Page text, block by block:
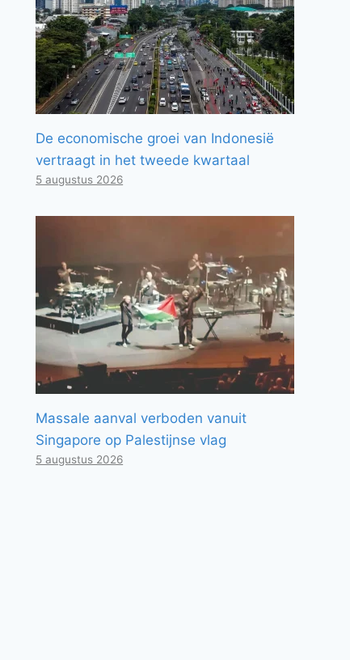
De economische groei van Indonesië
vertraagt ​​in het tweede kwartaal
5 augustus 2026
Massale aanval verboden vanuit
Singapore op Palestijnse vlag
5 augustus 2026